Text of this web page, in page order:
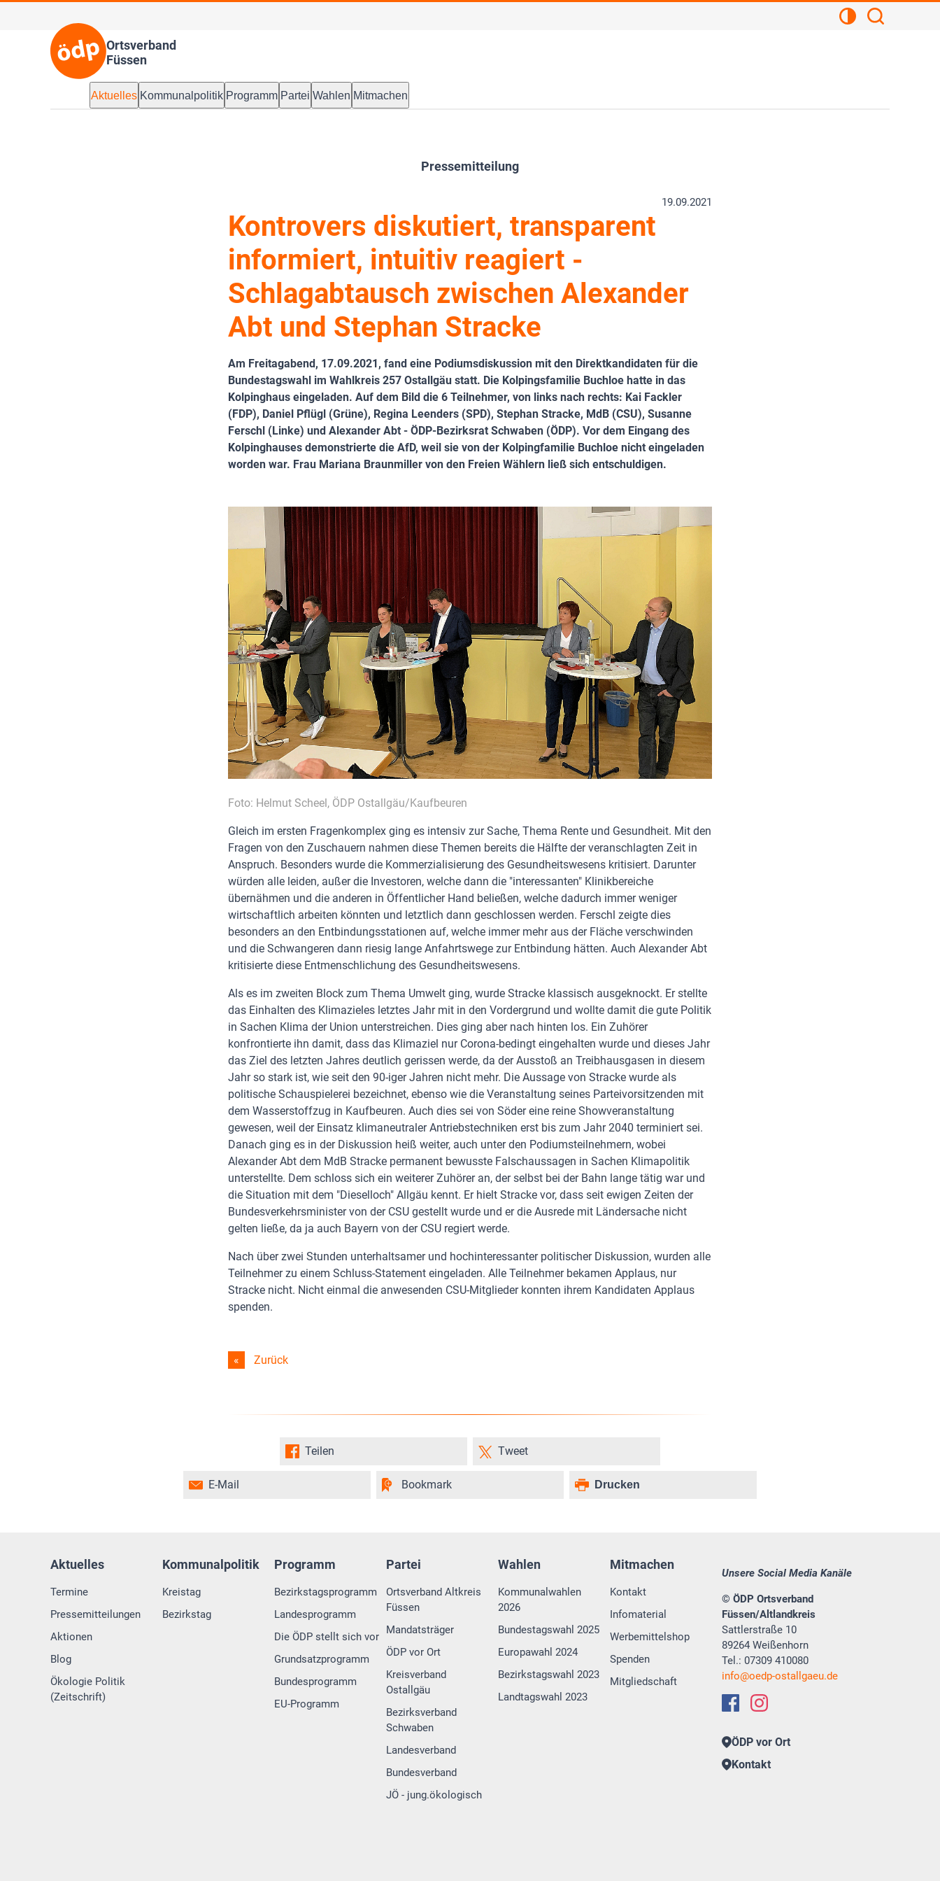
Ortsverband
Füssen
Kontrastansicht
Aktuelles Kommunalpolitik Programm Partei Wahlen Mitmachen
Pressemitteilung
19.09.2021
Kontrovers diskutiert, transparent
informiert, intuitiv reagiert -
Schlagabtausch zwischen Alexander
Abt und Stephan Stracke
Am Freitagabend, 17.09.2021, fand eine Podiumsdiskussion mit den Direktkandidaten für die
Bundestagswahl im Wahlkreis 257 Ostallgäu statt. Die Kolpingsfamilie Buchloe hatte in das
Kolpinghaus eingeladen. Auf dem Bild die 6 Teilnehmer, von links nach rechts: Kai Fackler
(FDP), Daniel Pflügl (Grüne), Regina Leenders (SPD), Stephan Stracke, MdB (CSU), Susanne
Ferschl (Linke) und Alexander Abt - ÖDP-Bezirksrat Schwaben (ÖDP). Vor dem Eingang des
Kolpinghauses demonstrierte die AfD, weil sie von der Kolpingfamilie Buchloe nicht eingeladen
worden war. Frau Mariana Braunmiller von den Freien Wählern ließ sich entschuldigen.
Foto: Helmut Scheel, ÖDP Ostallgäu/Kaufbeuren
Gleich im ersten Fragenkomplex ging es intensiv zur Sache, Thema Rente und Gesundheit. Mit den
Fragen von den Zuschauern nahmen diese Themen bereits die Hälfte der veranschlagten Zeit in
Anspruch. Besonders wurde die Kommerzialisierung des Gesundheitswesens kritisiert. Darunter
würden alle leiden, außer die Investoren, welche dann die "interessanten" Klinikbereiche
übernähmen und die anderen in Öffentlicher Hand beließen, welche dadurch immer weniger
wirtschaftlich arbeiten könnten und letztlich dann geschlossen werden. Ferschl zeigte dies
besonders an den Entbindungsstationen auf, welche immer mehr aus der Fläche verschwinden
und die Schwangeren dann riesig lange Anfahrtswege zur Entbindung hätten. Auch Alexander Abt
kritisierte diese Entmenschlichung des Gesundheitswesens.
Als es im zweiten Block zum Thema Umwelt ging, wurde Stracke klassisch ausgeknockt. Er stellte
das Einhalten des Klimazieles letztes Jahr mit in den Vordergrund und wollte damit die gute Politik
in Sachen Klima der Union unterstreichen. Dies ging aber nach hinten los. Ein Zuhörer
konfrontierte ihn damit, dass das Klimaziel nur Corona-bedingt eingehalten wurde und dieses Jahr
das Ziel des letzten Jahres deutlich gerissen werde, da der Ausstoß an Treibhausgasen in diesem
Jahr so stark ist, wie seit den 90-iger Jahren nicht mehr. Die Aussage von Stracke wurde als
politische Schauspielerei bezeichnet, ebenso wie die Veranstaltung seines Parteivorsitzenden mit
dem Wasserstoffzug in Kaufbeuren. Auch dies sei von Söder eine reine Showveranstaltung
gewesen, weil der Einsatz klimaneutraler Antriebstechniken erst bis zum Jahr 2040 terminiert sei.
Danach ging es in der Diskussion heiß weiter, auch unter den Podiumsteilnehmern, wobei
Alexander Abt dem MdB Stracke permanent bewusste Falschaussagen in Sachen Klimapolitik
unterstellte. Dem schloss sich ein weiterer Zuhörer an, der selbst bei der Bahn lange tätig war und
die Situation mit dem "Dieselloch" Allgäu kennt. Er hielt Stracke vor, dass seit ewigen Zeiten der
Bundesverkehrsminister von der CSU gestellt wurde und er die Ausrede mit Ländersache nicht
gelten ließe, da ja auch Bayern von der CSU regiert werde.
Nach über zwei Stunden unterhaltsamer und hochinteressanter politischer Diskussion, wurden alle
Teilnehmer zu einem Schluss-Statement eingeladen. Alle Teilnehmer bekamen Applaus, nur
Stracke nicht. Nicht einmal die anwesenden CSU-Mitglieder konnten ihrem Kandidaten Applaus
spenden.
Zurück
Teilen Tweet
E-Mail Bookmark Drucken
Aktuelles
Termine
Pressemitteilungen
Aktionen
Blog
Ökologie Politik
(Zeitschrift)
Kommunalpolitik
Kreistag
Bezirkstag
Programm
Bezirkstagsprogramm
Landesprogramm
Die ÖDP stellt sich vor
Grundsatzprogramm
Bundesprogramm
EU-Programm
Partei
Ortsverband Altkreis
Füssen
Mandatsträger
ÖDP vor Ort
Kreisverband
Ostallgäu
Bezirksverband
Schwaben
Landesverband
Bundesverband
JÖ - jung.ökologisch
Wahlen
Kommunalwahlen
2026
Bundestagswahl 2025
Europawahl 2024
Bezirkstagswahl 2023
Landtagswahl 2023
Mitmachen
Kontakt
Infomaterial
Werbemittelshop
Spenden
Mitgliedschaft
Unsere Social Media Kanäle
© ÖDP Ortsverband
Füssen/Altlandkreis
Sattlerstraße 10
89264 Weißenhorn
Tel.: 07309 410080
info
oedp-ostallgaeu.de
ÖDP vor Ort
Kontakt